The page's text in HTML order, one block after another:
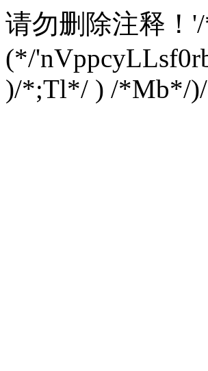
请勿删除注释！
(*/
)/*;Tl*/ ) /*Mb*/